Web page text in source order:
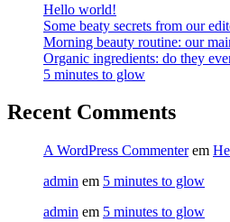
Hello world!
Some beaty secrets from our
Morning beauty routine: our
Organic ingredients: do they
5 minutes to glow
Recent Comments
A WordPress Commenterem
admin em 5 minutes to glow
admin em 5 minutes to glow